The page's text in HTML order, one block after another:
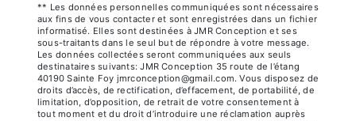
** Les données personnelles communiquées sont nécessaires
aux fins de vous contacter et sont enregistrées dans un fichier
informatisé. Elles sont destinées à JMR Conception et ses
sous-traitants dans le seul but de répondre à votre message.
Les données collectées seront communiquées aux seuls
destinataires suivants: JMR Conception 35 route de l’étang
40190 Sainte Foy jmrconception@gmail.com. Vous disposez de
droits d’accès, de rectification, d’effacement, de portabilité, de
limitation, d’opposition, de retrait de votre consentement à
tout moment et du droit d’introduire une réclamation auprès